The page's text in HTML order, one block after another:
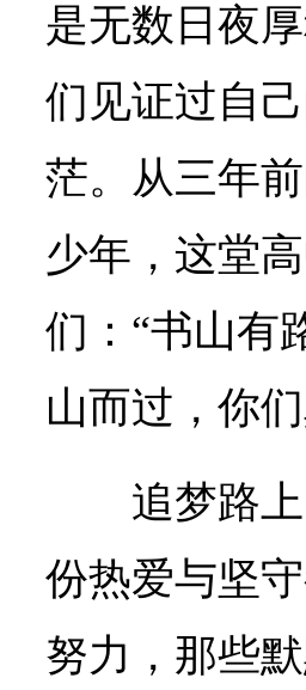
是无数日夜
们见证过自
茫。从三年
少年，这堂
们：“书山有
山而过，你
追梦路
份热爱与坚
努力，那些